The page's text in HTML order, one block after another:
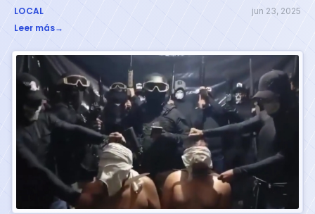
LOCAL jun 23, 2025
Leer más→